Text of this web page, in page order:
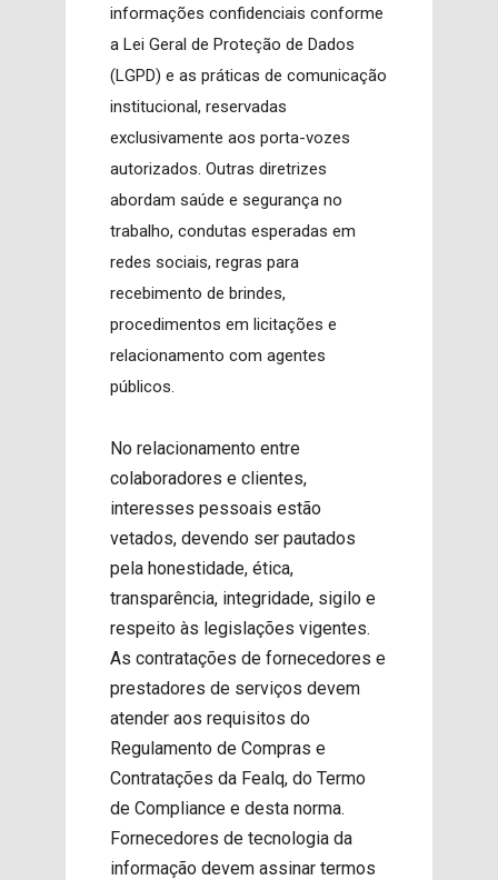
informações confidenciais conforme
a Lei Geral de Proteção de Dados
(LGPD) e as práticas de comunicação
institucional, reservadas
exclusivamente aos porta-vozes
autorizados. Outras diretrizes
abordam saúde e segurança no
trabalho, condutas esperadas em
redes sociais, regras para
recebimento de brindes,
procedimentos em licitações e
relacionamento com agentes
públicos.
No relacionamento entre
colaboradores e clientes,
interesses pessoais estão
vetados, devendo ser pautados
pela honestidade, ética,
transparência, integridade, sigilo e
respeito às legislações vigentes.
As contratações de fornecedores e
prestadores de serviços devem
atender aos requisitos do
Regulamento de Compras e
Contratações da Fealq, do Termo
de Compliance e desta norma.
Fornecedores de tecnologia da
informação devem assinar termos